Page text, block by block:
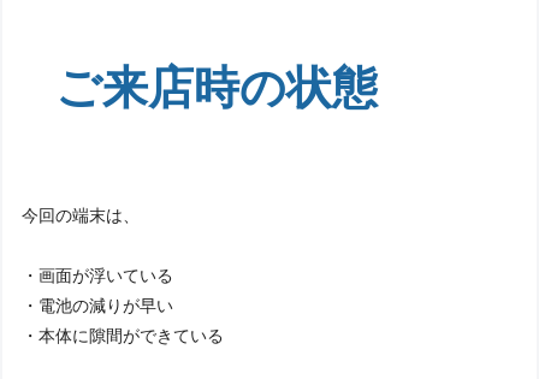
ご来店時の状態
今回の端末は、
・画面が浮いている
・電池の減りが早い
・本体に隙間ができている